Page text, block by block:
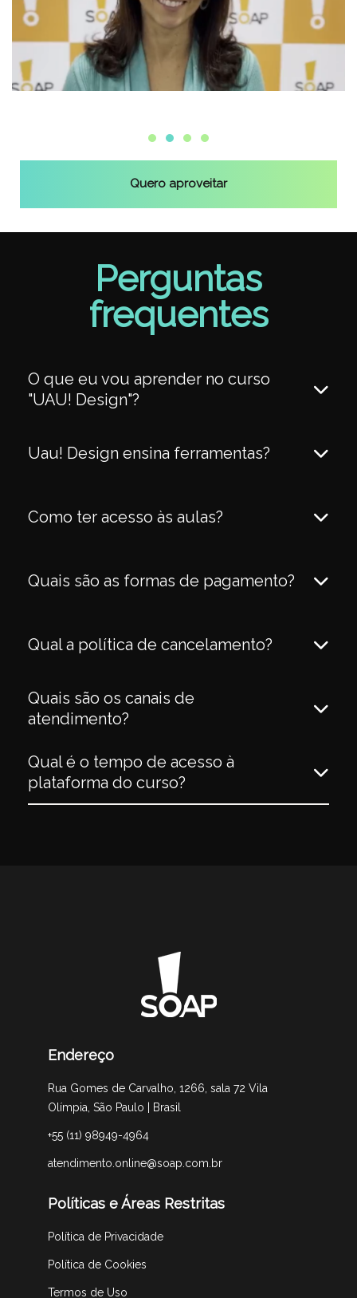
Quero aproveitar
Perguntas
frequentes
O que eu vou aprender no curso
"UAU! Design"?
Uau! Design ensina ferramentas?
Como ter acesso às aulas?
Quais são as formas de pagamento?
Qual a política de cancelamento?
Quais são os canais de
atendimento?
Qual é o tempo de acesso à
plataforma do curso?
Endereço
Rua Gomes de Carvalho, 1266, sala 72 Vila
Olímpia, São Paulo | Brasil
+55 (11) 98949-4964
atendimento.online@soap.com.br
Políticas e Áreas Restritas
Política de Privacidade
Política de Cookies
Termos de Uso